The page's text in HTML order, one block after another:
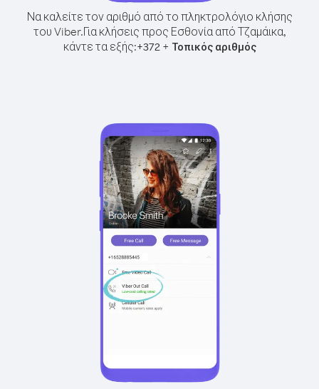
Να καλείτε τον αριθμό από το πληκτρολόγιο κλήσης
του Viber.Για κλήσεις προς Εσθονία από Τζαμάικα,
κάντε τα εξής:+372+ Τοπικός αριθμός